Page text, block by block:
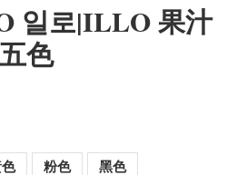
로|ILLO 果汁
色
粉色 黑色